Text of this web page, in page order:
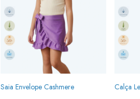
Saia Envelope Cashmere Calça